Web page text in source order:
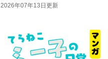
2026年07年13日更新